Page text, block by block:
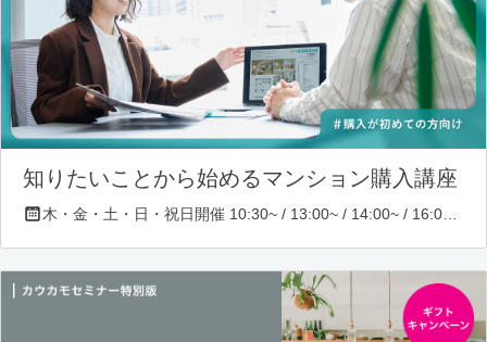
知りたいことから始めるマンション購入講座